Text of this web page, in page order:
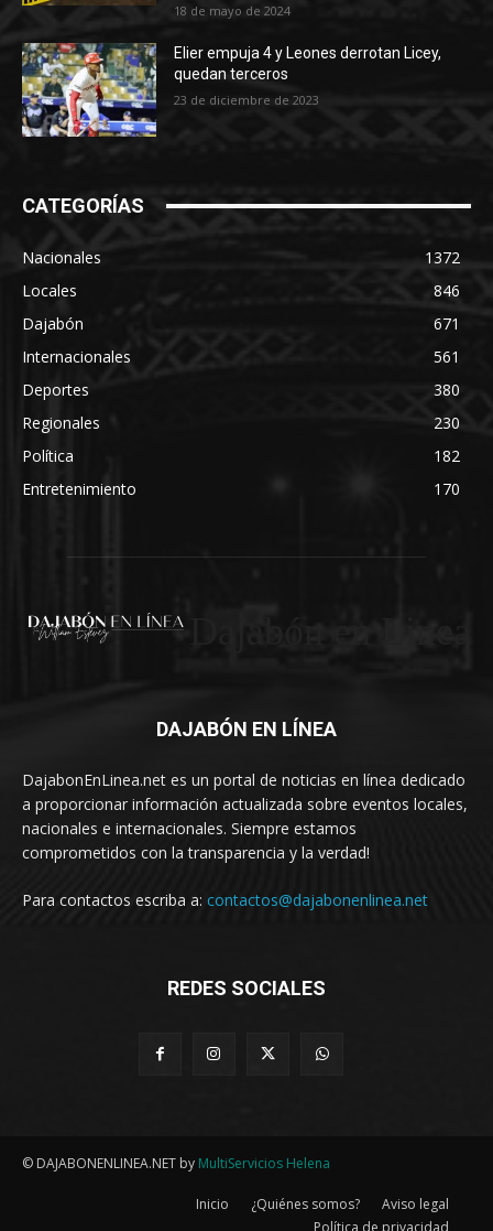
18 de mayo de 2024
Elier empuja 4 y Leones derrotan Licey,
quedan terceros
23 de diciembre de 2023
CATEGORÍAS
Nacionales
1372
Locales
846
Dajabón
671
Internacionales
561
Deportes
380
Regionales
230
Política
182
Entretenimiento
170
DAJABÓN EN LÍNEA
DajabonEnLinea.net es un portal de noticias en línea dedicado
a proporcionar información actualizada sobre eventos locales,
nacionales e internacionales. Siempre estamos
comprometidos con la transparencia y la verdad!
Para contactos escriba a: contactos@dajabonenlinea.net
REDES SOCIALES
© DAJABONENLINEA.NET by MultiServicios Helena
Inicio ¿Quiénes somos?
Aviso legal